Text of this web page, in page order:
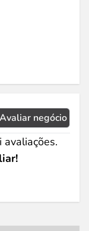
Avaliar negócio
avaliações.